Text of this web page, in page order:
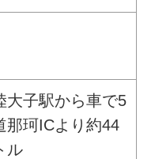
大子駅から車で5
那珂ICより約44
ル